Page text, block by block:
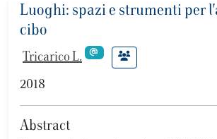
Luoghi: spazi e strumenti per
cibo
Tricarico L.
2018
Abstract